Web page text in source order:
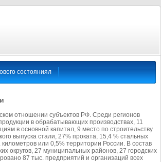
состояниял
отношении субъектов РФ. Среди регионов
в обрабатывающих производствах, 11
в основной капитал, 9 место по строительству
выпуска стали, 27% проката, 15,4 % стальных
или 0,5% территории России. В состав
округов, 27 муниципальных районов, 27 городских
87 тыс. предприятий и организаций всех